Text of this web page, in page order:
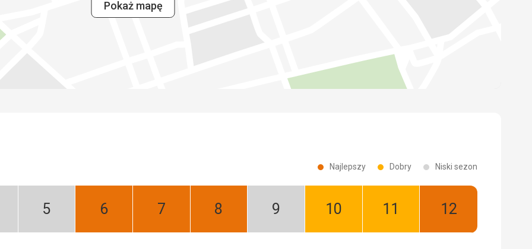
Pokaż mapę
Najlepszy Dobry Niski sezon
Maj:
Czerwiec:
Lipiec:
Sierpień:
Wrzesień:
Październik:
Listopad:
Grudzień:
Najlepszy